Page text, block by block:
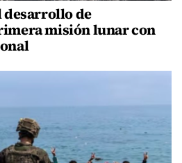
de
misión lunar con